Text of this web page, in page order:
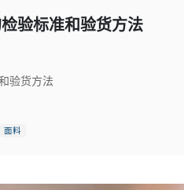
验标准和验货方法
验货方法
面料